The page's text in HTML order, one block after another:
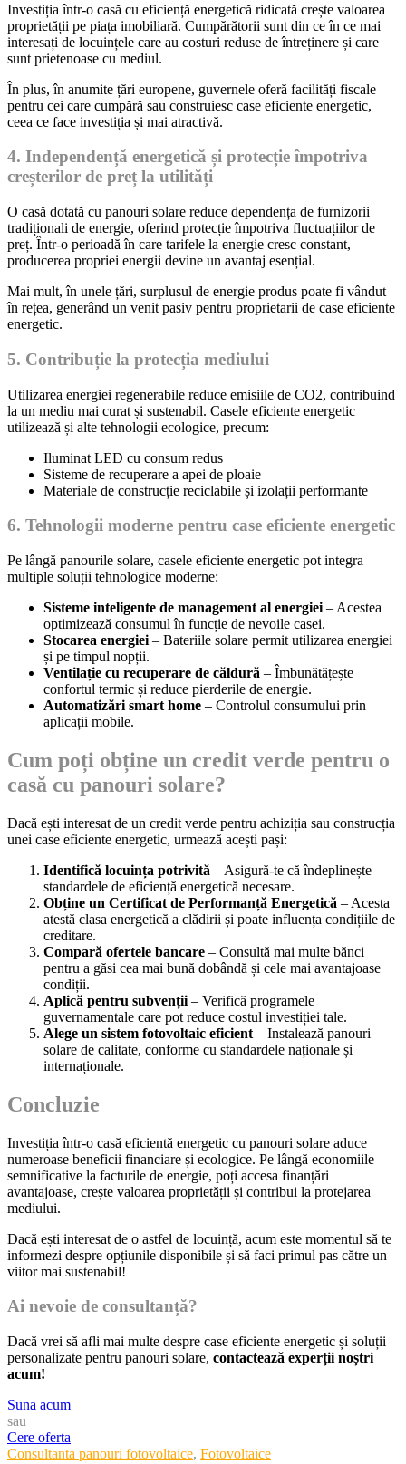
Investiția într-o casă cu eficiență energetică ridicată crește valoarea
proprietății pe piața imobiliară. Cumpărătorii sunt din ce în ce mai
interesați de locuințele care au costuri reduse de întreținere și care
sunt prietenoase cu mediul.
În plus, în anumite țări europene, guvernele oferă facilități fiscale
pentru cei care cumpără sau construiesc case eficiente energetic,
ceea ce face investiția și mai atractivă.
4. Independență energetică și protecție împotriva
creșterilor de preț la utilități
O casă dotată cu panouri solare reduce dependența de furnizorii
tradiționali de energie, oferind protecție împotriva fluctuațiilor de
preț. Într-o perioadă în care tarifele la energie cresc constant,
producerea propriei energii devine un avantaj esențial.
Mai mult, în unele țări, surplusul de energie produs poate fi vândut
în rețea, generând un venit pasiv pentru proprietarii de case eficiente
energetic.
5. Contribuție la protecția mediului
Utilizarea energiei regenerabile reduce emisiile de CO2, contribuind
la un mediu mai curat și sustenabil. Casele eficiente energetic
utilizează și alte tehnologii ecologice, precum:
Iluminat LED cu consum redus
Sisteme de recuperare a apei de ploaie
Materiale de construcție reciclabile și izolații performante
6. Tehnologii moderne pentru case eficiente energetic
Pe lângă panourile solare, casele eficiente energetic pot integra
multiple soluții tehnologice moderne:
Sisteme inteligente de management al energiei – Acestea
optimizează consumul în funcție de nevoile casei.
Stocarea energiei – Bateriile solare permit utilizarea energiei
și pe timpul nopții.
Ventilație cu recuperare de căldură – Îmbunătățește
confortul termic și reduce pierderile de energie.
Automatizări smart home – Controlul consumului prin
aplicații mobile.
Cum poți obține un credit verde pentru o
casă cu panouri solare?
Dacă ești interesat de un credit verde pentru achiziția sau construcția
unei case eficiente energetic, urmează acești pași:
Identifică locuința potrivită – Asigură-te că îndeplinește
standardele de eficiență energetică necesare.
Obține un Certificat de Performanță Energetică – Acesta
atestă clasa energetică a clădirii și poate influența condițiile de
creditare.
Compară ofertele bancare – Consultă mai multe bănci
pentru a găsi cea mai bună dobândă și cele mai avantajoase
condiții.
Aplică pentru subvenții – Verifică programele
guvernamentale care pot reduce costul investiției tale.
Alege un sistem fotovoltaic eficient – Instalează panouri
solare de calitate, conforme cu standardele naționale și
internaționale.
Concluzie
Investiția într-o casă eficientă energetic cu panouri solare aduce
numeroase beneficii financiare și ecologice. Pe lângă economiile
semnificative la facturile de energie, poți accesa finanțări
avantajoase, crește valoarea proprietății și contribui la protejarea
mediului.
Dacă ești interesat de o astfel de locuință, acum este momentul să te
informezi despre opțiunile disponibile și să faci primul pas către un
viitor mai sustenabil!
Ai nevoie de consultanță?
Dacă vrei să afli mai multe despre case eficiente energetic și soluții
personalizate pentru panouri solare, contactează experții noștri
acum!
Suna acum
sau
Cere oferta
Categories
Consultanta panouri fotovoltaice, Fotovoltaice